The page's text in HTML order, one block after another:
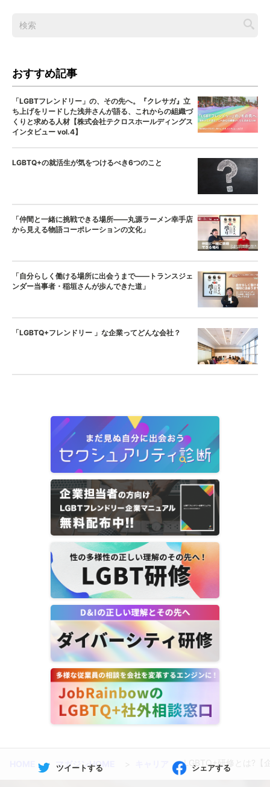
おすすめ記事
「LGBTフレンドリー」の、その先へ。『クレサガ』立
ち上げをリードした浅井さんが語る、これからの組織づ
くりと求める人材【株式会社テクロスホールディングス
インタビュー vol.4】
LGBTQ+の就活生が気をつけるべき6つのこと
「仲間と一緒に挑戦できる場所——丸源ラーメン幸手店
から見える物語コーポレーションの文化」
「自分らしく働ける場所に出会うまで——トランスジェ
ンダー当事者・稲垣さんが歩んできた道」
「LGBTQ+フレンドリー 」な企業ってどんな会社？
マガジンHOME LGBTQ+研修とは?【
ツイートする シェアする